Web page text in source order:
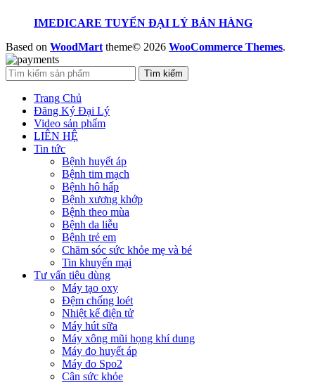
IMEDICARE TUYỂN ĐẠI LÝ BÁN HÀNG
Based on WoodMarttheme© 2026 WooCommerce Themes.
Tìm kiếm
Trang Chủ
Đăng Ký Đại Lý
Video sản phẩm
LIÊN HỆ
Tin tức
Bệnh huyết áp
Bệnh tim mạch
Bệnh hô hấp
Bệnh xương khớp
Bệnh theo mùa
Bệnh da liễu
Bệnh trẻ em
Chăm sóc sức khỏe mẹ và bé
Tin khuyến mại
Tư vấn tiêu dùng
Máy tạo oxy
Đệm chống loét
Nhiệt kế điện tử
Máy hút sữa
Máy xông mũi họng khí dung
Máy đo huyết áp
Máy đo Spo2
Cân sức khỏe